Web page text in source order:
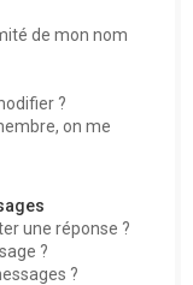
de mon nom
?
on me
une réponse ?
?
?